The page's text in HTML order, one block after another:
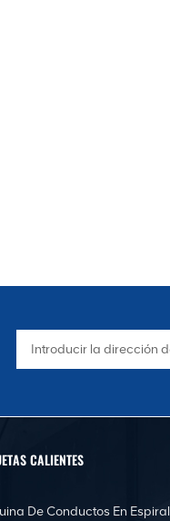
CALIENTES
De Conductos En Espiral